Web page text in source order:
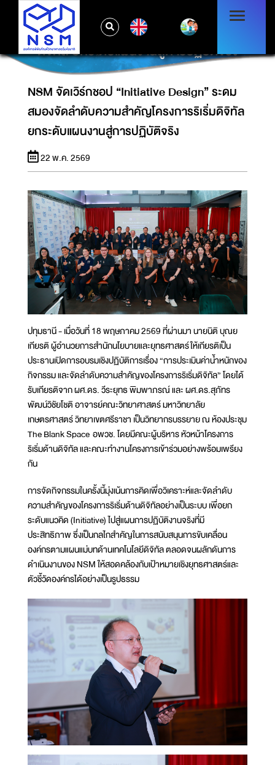
NSM จัดเวิร์กชอป “INITIATIVE DESIGN”
ระดมสมองจัดลำดับความสำคัญโครงการริเริ่ม
ดิจิทัล ยกระดับแผนงานสู่การปฏิบัติจริง
NSM จัดเวิร์กชอป “Initiative Design” ระดม
สมองจัดลำดับความสำคัญโครงการริเริ่มดิจิทัล
ยกระดับแผนงานสู่การปฏิบัติจริง
22 พ.ค. 2569
ปทุมธานี - เมื่อวันที่ 18 พฤษภาคม 2569 ที่ผ่านมา นายนิติ บุณย
เกียรติ ผู้อำนวยการสำนักนโยบายและยุทธศาสตร์ ให้เกียรติเป็น
ประธานเปิดการอบรมเชิงปฏิบัติการเรื่อง “การประเมินค่าน้ำหนักของ
กิจกรรม และจัดลำดับความสำคัญของโครงการริเริ่มดิจิทัล” โดยได้
รับเกียรติจาก ผศ.ดร. วีระยุทธ พิมพาภรณ์ และ ผศ.ดร.สุภัทร
พัฒน์วิชัยโชติ อาจารย์คณะวิทยาศาสตร์ มหาวิทยาลัย
เกษตรศาสตร์ วิทยาเขตศรีราชา เป็นวิทยากรบรรยาย ณ ห้องประชุม
The Blank Space อพวช. โดยมีคณะผู้บริหาร หัวหน้าโครงการ
ริเริ่มด้านดิจิทัล และคณะทำงานโครงการเข้าร่วมอย่างพร้อมเพรียง
กัน
การจัดกิจกรรมในครั้งนี้มุ่งเน้นการคิดเพื่อวิเคราะห์และจัดลำดับ
ความสำคัญของโครงการริเริ่มด้านดิจิทัลอย่างเป็นระบบ เพื่อยก
ระดับแนวคิด (Initiative) ไปสู่แผนการปฏิบัติงานจริงที่มี
ประสิทธิภาพ ซึ่งเป็นกลไกสำคัญในการสนับสนุนการขับเคลื่อน
องค์กรตามแผนแม่บทด้านเทคโนโลยีดิจิทัล ตลอดจนผลักดันการ
ดำเนินงานของ NSM ให้สอดคล้องกับเป้าหมายเชิงยุทธศาสตร์และ
ตัวชี้วัดองค์กรได้อย่างเป็นรูปธรรม